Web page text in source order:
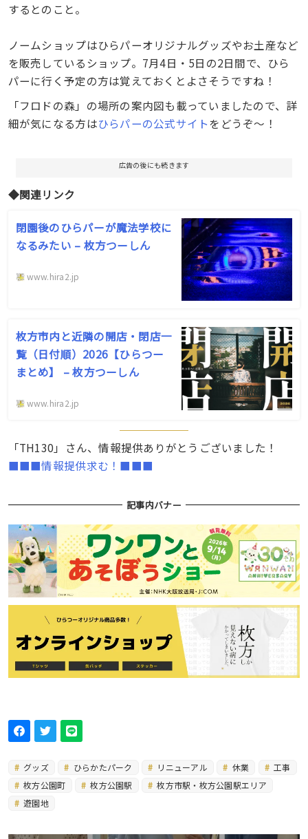
するとのこと。
ノームショップはひらパーオリジナルグッズやお土産など
を販売しているショップ。7月4日・5日の2日間で、ひら
パーに行く予定の方は覚えておくとよさそうですね！
「フロドの森」の場所の案内図も載っていましたので、詳
細が気になる方はひらパーの公式サイト をどうぞ〜！
広告の後にも続きます
◆関連リンク
閉園後のひらパーが魔法学校に
なるみたい – 枚方つーしん
www.hira2.jp
枚方市内と近隣の開店・閉店一
覧（日付順）2026【ひらつー
まとめ】 – 枚方つーしん
www.hira2.jp
「TH130」さん、情報提供ありがとうございました！
■■■情報提供求む！■■■
記事内バナー
グッズ ひらかたパーク リニューアル 休業
工事
枚方公園町
枚方公園駅
枚方市駅・枚方公園駅エリア
遊園地